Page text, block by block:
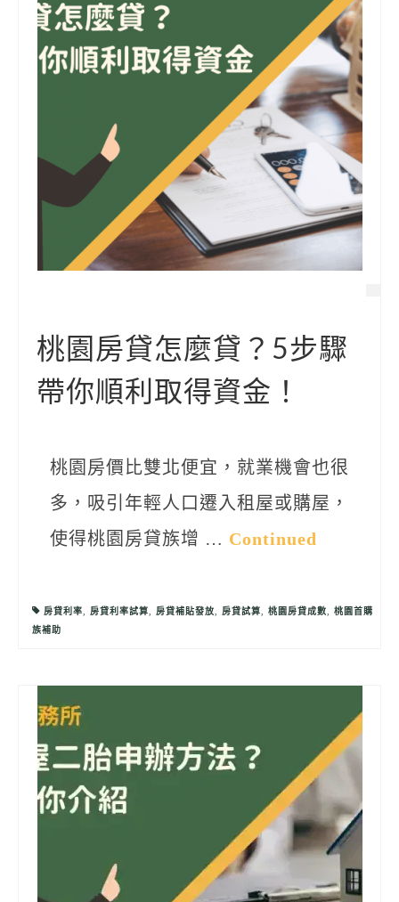
銀行貸款
其他貸款
時事解析
生活理財
房產Q&A
桃園房貸怎麼貸？5步驟
帶你順利取得資金！
桃園房價比雙北便宜，就業機會也很
多，吸引年輕人口遷入租屋或購屋，
使得桃園房貸族增 … Continued
房貸利率, 房貸利率試算, 房貸補貼發放, 房貸試算, 桃園房貸成數, 桃園首購
族補助